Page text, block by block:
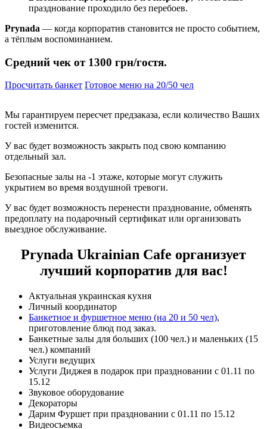
празднование проходило без перебоев.
Prynada — когда корпоратив становится не просто событием,
а тёплым воспоминанием.
Средний чек от 1300 грн/гостя.
Просчитать банкет Готовое меню на 20/50 чел
Мы гарантируем пересчет предзаказа, если количество Ваших
гостей изменится.
У вас будет возможность закрыть под свою компанию
отдельный зал.
Безопасные залы на -1 этаже, которые могут служить
укрытием во время воздушной тревоги.
У вас будет возможность перенести празднование, обменять
предоплату на подарочный сертификат или организовать
выездное обслуживание.
Prynada Ukrainian Cafe организует
лучший корпоратив для вас!
Актуальная украинская кухня
Личный координатор
Банкетное и фуршетное меню (на 20 и 50 чел),
приготовление блюд под заказ.
Банкетные залы для больших (100 чел.) и маленьких (15
чел.) компаний
Услуги ведущих
Услуги Диджея в подарок при праздновании с 01.11 по
15.12
Звуковое оборудование
Декораторы
Дарим Фуршет при праздновании с 01.11 по 15.12
Видеосъемка